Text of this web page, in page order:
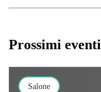
Prossimi eventi
Salone